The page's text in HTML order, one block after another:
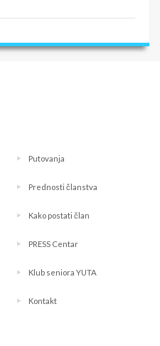
Putovanja
Prednosti članstva
Kako postati član
PRESS Centar
Klub seniora YUTA
Kontakt